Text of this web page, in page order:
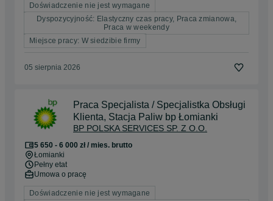
Doświadczenie nie jest wymagane
Dyspozycyjność: Elastyczny czas pracy, Praca zmianowa,
Praca w weekendy
Miejsce pracy: W siedzibie firmy
05 sierpnia 2026
Praca Specjalista / Specjalistka Obsługi
Klienta, Stacja Paliw bp Łomianki
BP POLSKA SERVICES SP. Z O.O.
5 650 - 6 000 zł / mies. brutto
Łomianki
Pełny etat
Umowa o pracę
Doświadczenie nie jest wymagane